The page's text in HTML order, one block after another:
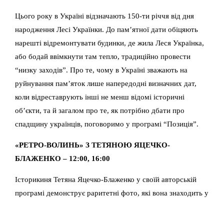
Цього року в Україні відзначають 150-ти річчя від дня
народження Лесі Українки. До пам’ятної дати обіцяють
нарешті відремонтувати будинки, де жила Леся Українка,
або бодай ввімкнути там тепло, традиційно провести
“низку заходів”. Про те, чому в Україні зважають на
руйнування пам’яток лише напередодні визначних дат,
коли відреставрують інші не менш відомі історичні
об’єкти, та й загалом про те, як потрібно дбати про
спадщину українців, поговоримо у програмі “Позиція”.
«РЕТРО-ВОЛИНЬ» З ТЕТЯНОЮ ЯЦЕЧКО-
БЛАЖЕНКО – 12:00, 16:00
Історикиня Тетяна Яцечко-Блаженко у своїй авторській
програмі демонструє раритетні фото, які вона знаходить у